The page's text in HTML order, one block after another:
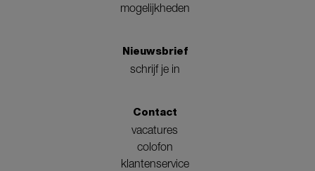
mogelijkheden
Nieuwsbrief
schrijf je in
Contact
vacatures
colofon
klantenservice